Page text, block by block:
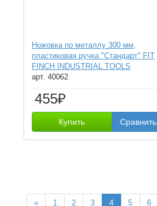
Ножовка по металлу 300 мм,
пластиковая ручка "Стандарт" FIT
FINCH INDUSTRIAL TOOLS
арт. 40062
455₽
Купить Сравнить
« 1 2 3 4 5 6